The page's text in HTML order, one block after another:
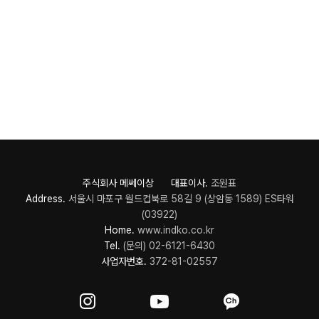
주식회사 메쎄이상 대표이사. 조원표
Address. 서울시 마포구 월드컵북로 58길 9 (상암동 1589) ES타워
(03922)
Home. www.indko.co.kr
Tel. (문의) 02-6121-6430
사업자번호. 372-81-02557